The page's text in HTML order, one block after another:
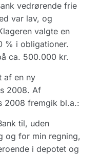
vedrørende frie
var lav, og
valgte en
% i obligationer.
ca. 500.000 kr.
af en ny
2008. Af
2008 fremgik bl.a.:
til, uden
og for min regning,
i depotet og